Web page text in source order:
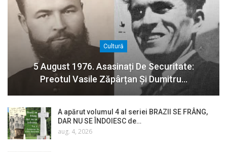
Cultură
5 August 1976. Asasinați De Securitate:
Preotul Vasile Zăpârțan Și Dumitru…
A apărut volumul 4 al seriei BRAZII SE FRÂNG,
DAR NU SE ÎNDOIESC de…
aug. 4, 2026